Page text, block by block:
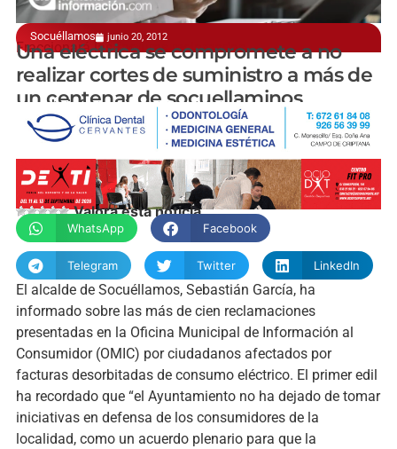
Socuéllamos junio 20, 2012
Fraccionará las facturas reclamadas
Una eléctrica se compromete a no
realizar cortes de suministro a más de
un centenar de socuellaminos
manchainformacion.com
Valora esta noticia
WhatsApp Facebook
Telegram Twitter LinkedIn
El alcalde de Socuéllamos, Sebastián García, ha
informado sobre las más de cien reclamaciones
presentadas en la Oficina Municipal de Información al
Consumidor (OMIC) por ciudadanos afectados por
facturas desorbitadas de consumo eléctrico. El primer edil
ha recordado que “el Ayuntamiento no ha dejado de tomar
iniciativas en defensa de los consumidores de la
localidad, como un acuerdo plenario para que la